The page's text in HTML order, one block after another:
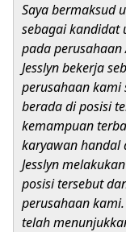
Saya bermaksud
sebagai kandidat
pada perusahaan
Jesslyn bekerja
perusahaan kami
berada di posisi
kemampuan
karyawan handal
Jesslyn
posisi tersebut
perusahaan
telah